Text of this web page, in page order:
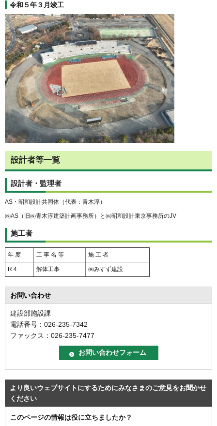
令和５年３月竣工
設計者等一覧
設計者・監理者
AS・昭和設計共同体（代表：青木淳）
㈱AS（旧㈱青木淳建築計画事務所）と㈱昭和設計東京事務所のJV
施工者
年 度 工 事 名 等 施 工 者
R４ 解体工事 ㈱みすず建設
お問い合わせ
建設部施設課
電話番号：026-235-7342
ファックス：026-235-7477
より良いウェブサイトにするためにみなさまのご意見をお聞かせ
ください
このページの情報は役に立ちましたか？